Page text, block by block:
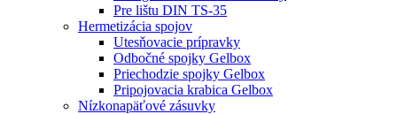
Pre lištu DIN TS-35
Hermetizácia spojov
Utesňovacie prípravky
Odbočné spojky Gelbox
Priechodzie spojky Gelbox
Pripojovacia krabica Gelbox
Nízkonapäťové zásuvky